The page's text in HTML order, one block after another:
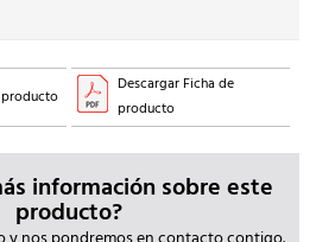
Descargar Ficha de
producto
información sobre este
producto?